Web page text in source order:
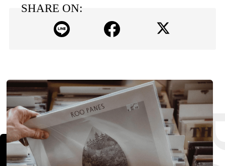
SHARE ON: